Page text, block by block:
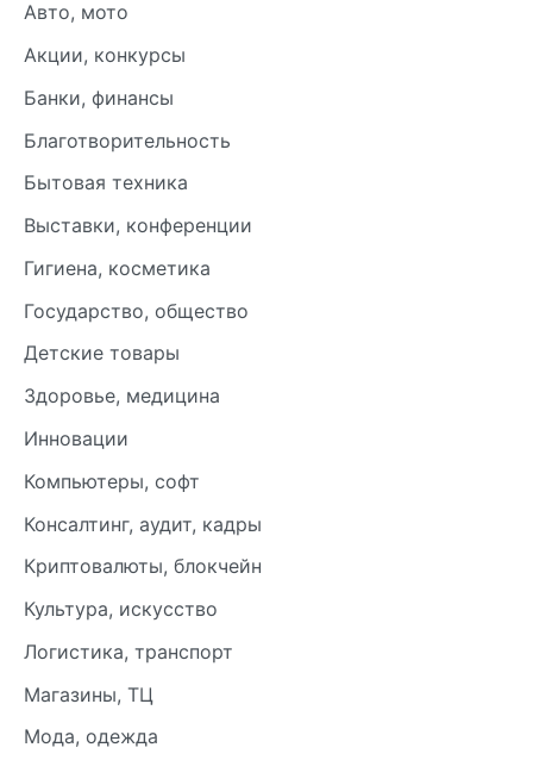
Авто, мото
Акции, конкурсы
Банки, финансы
Благотворительность
Бытовая техника
Выставки, конференции
Гигиена, косметика
Государство, общество
Детские товары
Здоровье, медицина
Инновации
Компьютеры, софт
Консалтинг, аудит, кадры
Криптовалюты, блокчейн
Культура, искусство
Логистика, транспорт
Магазины, ТЦ
Мода, одежда